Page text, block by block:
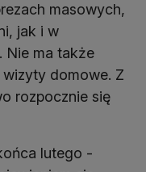
masowych,
jak i w
Nie ma także
domowe. Z
rozpocznie się
lutego -